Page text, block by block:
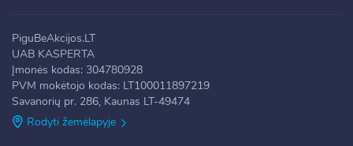
PiguBeAkcijos.LT
UAB KASPERTA
Įmonės kodas: 304780928
PVM mokėtojo kodas: LT100011897219
Savanorių pr. 286, Kaunas LT-49474
Rodyti žemėlapyje